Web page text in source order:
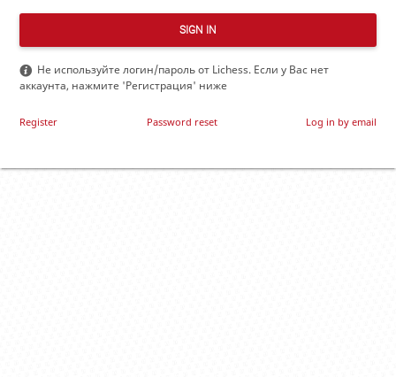
SIGN IN
Не используйте логин/пароль от Lichess. Если у Вас нет
аккаунта, нажмите 'Регистрация' ниже
Register Password reset Log in by email